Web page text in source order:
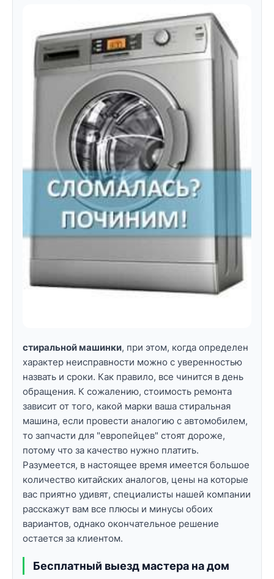
стиральной машинки, при этом, когда определен
характер неисправности можно с уверенностью
назвать и сроки. Как правило, все чинится в день
обращения. К сожалению, стоимость ремонта
зависит от того, какой марки ваша стиральная
машина, если провести аналогию с автомобилем,
то запчасти для "европейцев" стоят дороже,
потому что за качество нужно платить.
Разумеется, в настоящее время имеется большое
количество китайских аналогов, цены на которые
вас приятно удивят, специалисты нашей компании
расскажут вам все плюсы и минусы обоих
вариантов, однако окончательное решение
остается за клиентом.
Бесплатный выезд мастера на дом